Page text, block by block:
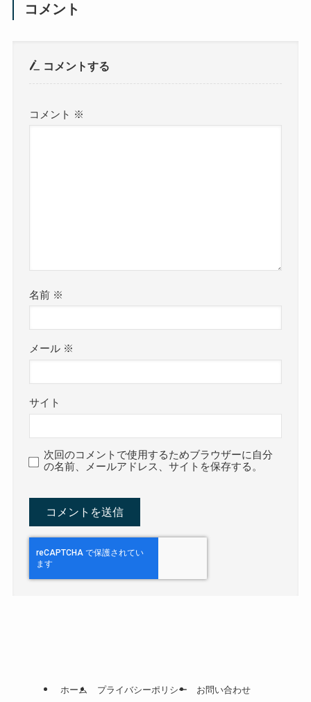
コメント
コメントする
コメント ※
名前 ※
メール ※
サイト
次回のコメントで使用するためブラウザーに自分
の名前、メールアドレス、サイトを保存する。
ホーム プライバシーポリシー お問い合わせ